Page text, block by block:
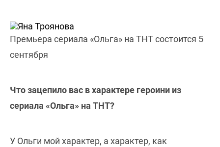
Премьера сериала «Ольга» на ТНТ состоится 5
сентября
Что зацепило вас в характере героини из
сериала «Ольга» на ТНТ?
У Ольги мой характер, а характер, как